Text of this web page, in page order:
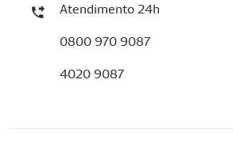
Atendimento 24h
0800 970 9087
4020 9087